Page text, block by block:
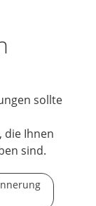
sollte
die Ihnen
sind.